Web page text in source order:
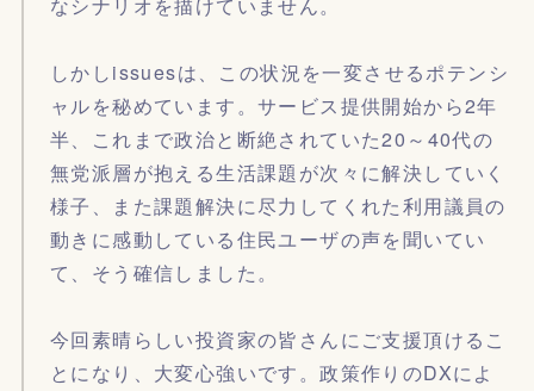
しかしissuesは、この状況を一変させるポテンシ
ャルを秘めています。サービス提供開始から2年
半、これまで政治と断絶されていた20～40代の
無党派層が抱える生活課題が次々に解決していく
様子、また課題解決に尽力してくれた利用議員の
動きに感動している住民ユーザの声を聞いてい
て、そう確信しました。
今回素晴らしい投資家の皆さんにご支援頂けるこ
とになり、大変心強いです。政策作りのDXによ